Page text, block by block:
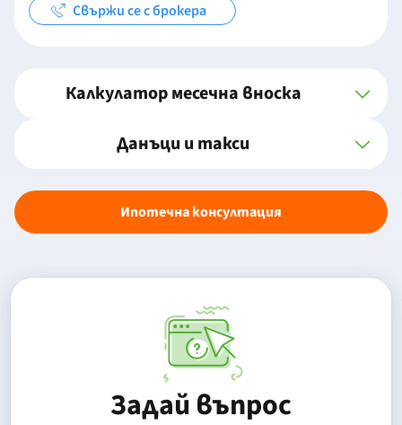
Свържи се с брокера
Калкулатор месечна вноска
Данъци и такси
Ипотечна консултация
Задай въпрос